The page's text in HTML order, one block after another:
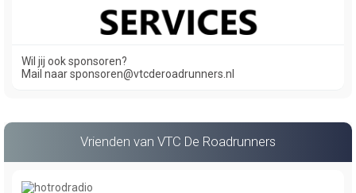
Wil jij ook sponsoren?
Mail naar sponsoren@vtcderoadrunners.nl
Vrienden van VTC De Roadrunners